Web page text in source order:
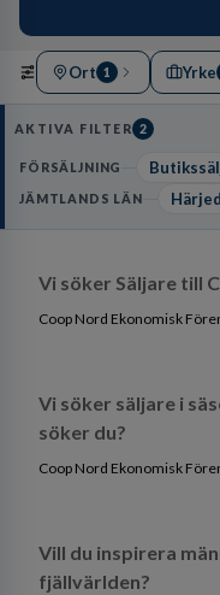
Ort 1 Yrke
AKTIVA FILTER 2
FÖRSÄLJNING
JÄMTLANDS LÄN
Vi söker Säljare till
Coop Nord Ekonomisk
Vi söker säljare i
söker du?
Coop Nord Ekonomisk
Vill du inspirera
fjällvärlden?